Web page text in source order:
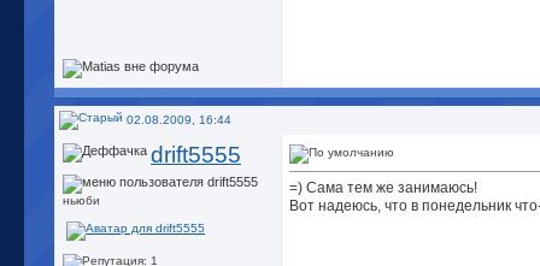
02.08.2009, 16:44
drift5555
ньюби
=) Сама тем же занимаюсь!
Вот надеюсь, что в понедельник